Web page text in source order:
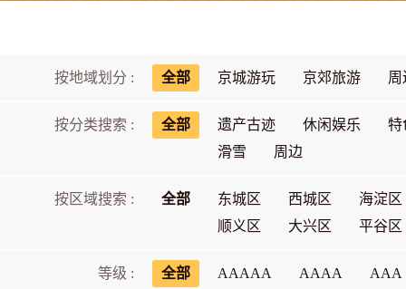
按地域划分 : 全部 京城游玩 京郊旅游 周
按分类搜索 : 全部 遗产古迹 休闲娱乐
特
滑雪
周边
按区域搜索 : 全部 东城区 西城区
海淀区
顺义区
大兴区 平谷区
等级 : 全部 AAAAA AAAA AAA